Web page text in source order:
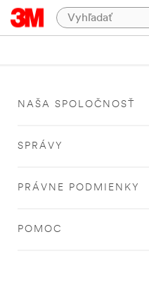
NAŠA SPOLOČNOSŤ
SPRÁVY
PRÁVNE PODMIENKY
POMOC